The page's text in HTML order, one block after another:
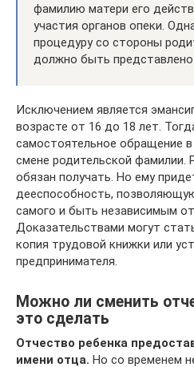
фамилию матери его
участия органов опеки.
процедуру со стороны
должно быть
Исключением является
возрасте от 16 до 18 лет.
самостоятельное обращение
смене родительской фамилии.
обязан получать. Но ему
дееспособность,
самого и быть независимым
Доказательствами могут
копия трудовой книжки или
предпринимателя.
Можно ли сменить
это сделать
Отчество ребенка
имени отца. Но со временем